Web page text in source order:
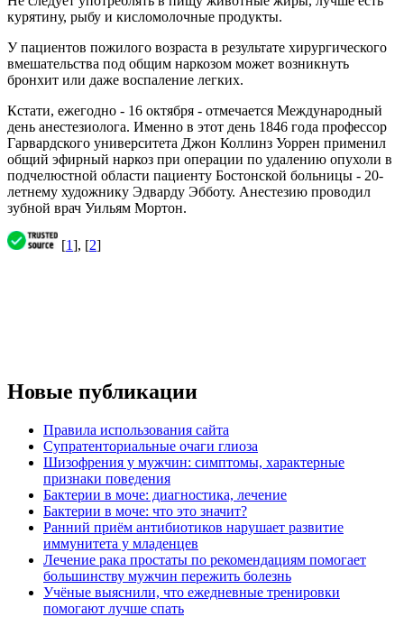
курятину, рыбу и кисломолочные продукты.
У пациентов пожилого возраста в результате хирургического
вмешательства под общим наркозом может возникнуть
бронхит или даже воспаление легких.
Кстати, ежегодно - 16 октября - отмечается Международный
день анестезиолога. Именно в этот день 1846 года профессор
Гарвардского университета Джон Коллинз Уоррен применил
общий эфирный наркоз при операции по удалению опухоли в
подчелюстной области пациенту Бостонской больницы - 20-
летнему художнику Эдварду Эбботу. Анестезию проводил
зубной врач Уильям Мортон.
[1], [2]
Новые публикации
Правила использования сайта
Супратенториальные очаги глиоза
Шизофрения у мужчин: симптомы, характерные
признаки поведения
Бактерии в моче: диагностика, лечение
Бактерии в моче: что это значит?
Ранний приём антибиотиков нарушает развитие
иммунитета у младенцев
Лечение рака простаты по рекомендациям помогает
большинству мужчин пережить болезнь
Учёные выяснили, что ежедневные тренировки
помогают лучше спать